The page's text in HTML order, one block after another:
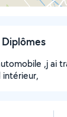
,j ai
intérieur,